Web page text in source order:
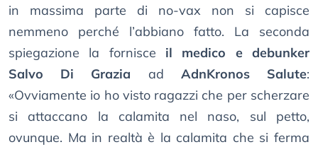
in massima parte di no-vax non si capisce
nemmeno perché l’abbiano fatto. La seconda
spiegazione la fornisce il medico e debunker
Salvo Di Grazia ad AdnKronos Salute:
«Ovviamente io ho visto ragazzi che per scherzare
si attaccano la calamita nel naso, sul petto,
ovunque. Ma in realtà è la calamita che si ferma